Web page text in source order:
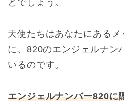
とでしょう。
天使たちはあなたにある
に、820のエンジェルナン
いるのです。
エンジェルナンバー820に